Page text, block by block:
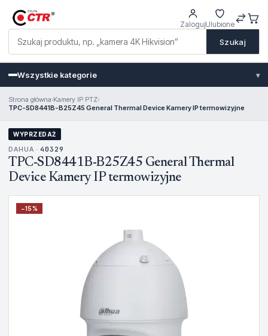
Szukaj
ZalogujUlubione
Wszystkie kategorie ▾
Strona główna›Kamery IP PTZ›
TPC-SD8441B-B25Z45 General Thermal Device Kamery IP termowizyjne
WYPRZEDAŻ
DAHUA · 40329
TPC-SD8441B-B25Z45 General Thermal
Device Kamery IP termowizyjne
−15%